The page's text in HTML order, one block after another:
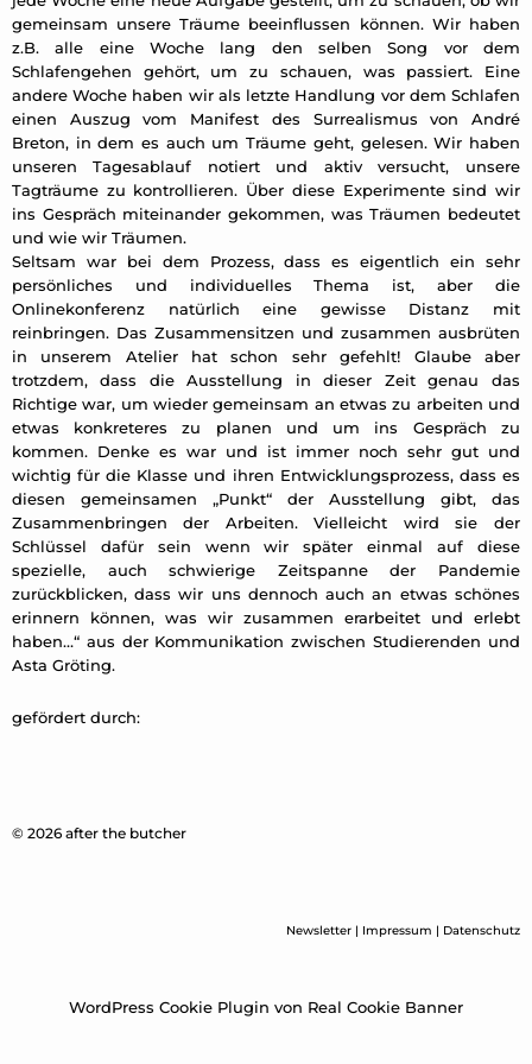
gemeinsam unsere Träume beeinflussen können. Wir haben
z.B. alle eine Woche lang den selben Song vor dem
Schlafengehen gehört, um zu schauen, was passiert. Eine
andere Woche haben wir als letzte Handlung vor dem Schlafen
einen Auszug vom Manifest des Surrealismus von André
Breton, in dem es auch um Träume geht, gelesen. Wir haben
unseren Tagesablauf notiert und aktiv versucht, unsere
Tagträume zu kontrollieren. Über diese Experimente sind wir
ins Gespräch miteinander gekommen, was Träumen bedeutet
und wie wir Träumen.
Seltsam war bei dem Prozess, dass es eigentlich ein sehr
persönliches und individuelles Thema ist, aber die
Onlinekonferenz natürlich eine gewisse Distanz mit
reinbringen. Das Zusammensitzen und zusammen ausbrüten
in unserem Atelier hat schon sehr gefehlt! Glaube aber
trotzdem, dass die Ausstellung in dieser Zeit genau das
Richtige war, um wieder gemeinsam an etwas zu arbeiten und
etwas konkreteres zu planen und um ins Gespräch zu
kommen. Denke es war und ist immer noch sehr gut und
wichtig für die Klasse und ihren Entwicklungsprozess, dass es
diesen gemeinsamen „Punkt“ der Ausstellung gibt, das
Zusammenbringen der Arbeiten. Vielleicht wird sie der
Schlüssel dafür sein wenn wir später einmal auf diese
spezielle, auch schwierige Zeitspanne der Pandemie
zurückblicken, dass wir uns dennoch auch an etwas schönes
erinnern können, was wir zusammen erarbeitet und erlebt
haben…“ aus der Kommunikation zwischen Studierenden und
Asta Gröting.
gefördert durch:
© 2026 after the butcher
Newsletter | Impressum | Datenschutz
WordPress Cookie Plugin von Real Cookie Banner